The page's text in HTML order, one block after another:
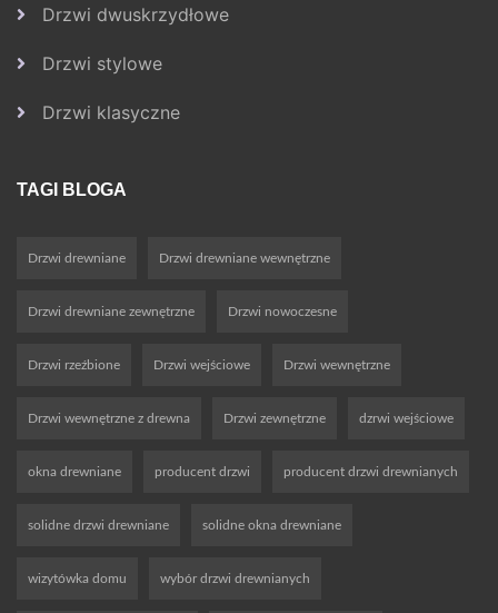
Drzwi dwuskrzydłowe
Drzwi stylowe
Drzwi klasyczne
TAGI BLOGA
Drzwi drewniane Drzwi drewniane wewnętrzne
Drzwi drewniane zewnętrzne Drzwi nowoczesne
Drzwi rzeźbione Drzwi wejściowe Drzwi wewnętrzne
Drzwi wewnętrzne z drewna Drzwi zewnętrzne dzrwi wejściowe
okna drewniane producent drzwi producent drzwi drewnianych
solidne drzwi drewniane solidne okna drewniane
wizytówka domu wybór drzwi drewnianych